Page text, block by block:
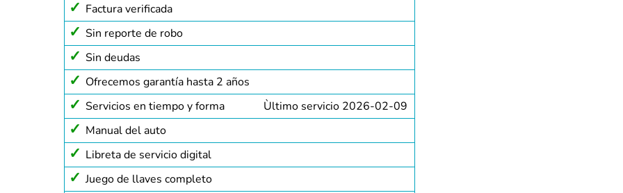
Factura verificada
Sin reporte de robo
Sin deudas
Ofrecemos garantía hasta 2 años
Servicios en tiempo y forma
Ùltimo servicio 2026-02-09
Manual del auto
Libreta de servicio digital
Juego de llaves completo